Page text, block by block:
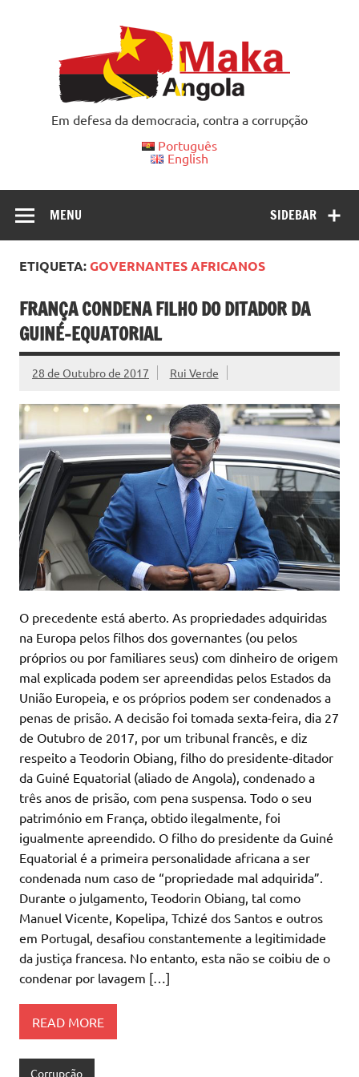
Em defesa da democracia, contra a corrupção
Português
English
SIDEBAR
MENU
ETIQUETA:GOVERNANTES AFRICANOS
FRANÇA CONDENA FILHO DO DITADOR DA
GUINÉ-EQUATORIAL
28 de Outubro de 2017 Rui Verde
O precedente está aberto. As propriedades adquiridas
na Europa pelos filhos dos governantes (ou pelos
próprios ou por familiares seus) com dinheiro de origem
mal explicada podem ser apreendidas pelos Estados da
União Europeia, e os próprios podem ser condenados a
penas de prisão. A decisão foi tomada sexta-feira, dia 27
de Outubro de 2017, por um tribunal francês, e diz
respeito a Teodorin Obiang, filho do presidente-ditador
da Guiné Equatorial (aliado de Angola), condenado a
três anos de prisão, com pena suspensa. Todo o seu
património em França, obtido ilegalmente, foi
igualmente apreendido. O filho do presidente da Guiné
Equatorial é a primeira personalidade africana a ser
condenada num caso de “propriedade mal adquirida”.
Durante o julgamento, Teodorin Obiang, tal como
Manuel Vicente, Kopelipa, Tchizé dos Santos e outros
em Portugal, desafiou constantemente a legitimidade
da justiça francesa. No entanto, esta não se coibiu de o
condenar por lavagem […]
READ MORE
Corrupção